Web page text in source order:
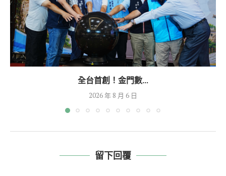
全台首創！金門數...
2026 年 8 月 6 日
留下回覆